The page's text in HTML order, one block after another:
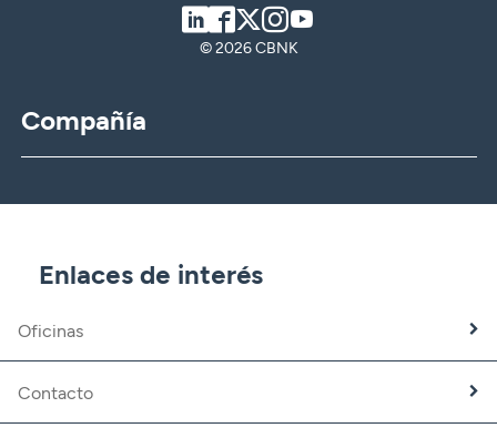
LinkedIn
Facebook
TwitterInstagram
© 2026 CBNK
Compañía
CBNK Gestión de Activos
Banca Partner
Trabaja con nosotros
Fundación CBNK
Enlaces de interés
Oficinas
Contacto